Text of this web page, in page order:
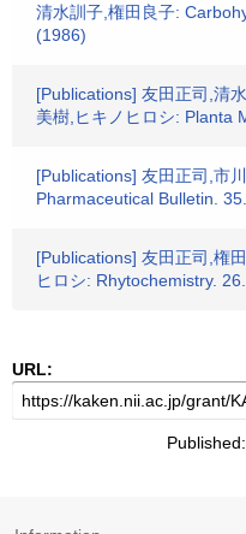
清水訓子,権田良子:
(1986)
[Publications] 友田正司,清
美樹,ヒキノヒロシ: Planta
[Publications] 友田正司,市
Pharmaceutical Bulletin.
[Publications] 友田正司,権
ヒロシ: Rhytochemistry.
URL: